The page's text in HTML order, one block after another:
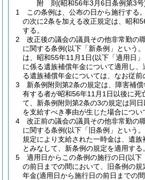
附 則(昭和56年3月6日条例第3号
1
この条例は、公布の日から施行する。
の次に2条を加える改正規定は、昭和
する。
2
改正後の議会の議員その他非常勤の
に関する条例(以下「新条例」という
は、昭和55年11月1日(以下「適用日
に係る遺族補償年金について適用し
る遺族補償年金については、なお従前
3
新条例附則第2条の規定は、障害補
有する者が昭和56年11月1日以後に死
て、新条例附則第2条の3の規定は同
を支給すべき事由が生じた場合につい
4
改正前の議会の議員その他非常勤の
に関する条例(以下「旧条例」という
規定により支給された一時金は、遺族
とみなして、新条例の規定を適用する。
5
適用日からこの条例の施行の日(以下
の前日までの間において、旧条例の
年金(適用日から施行日の前日までの